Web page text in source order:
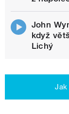
John
když
Lichý
Jak